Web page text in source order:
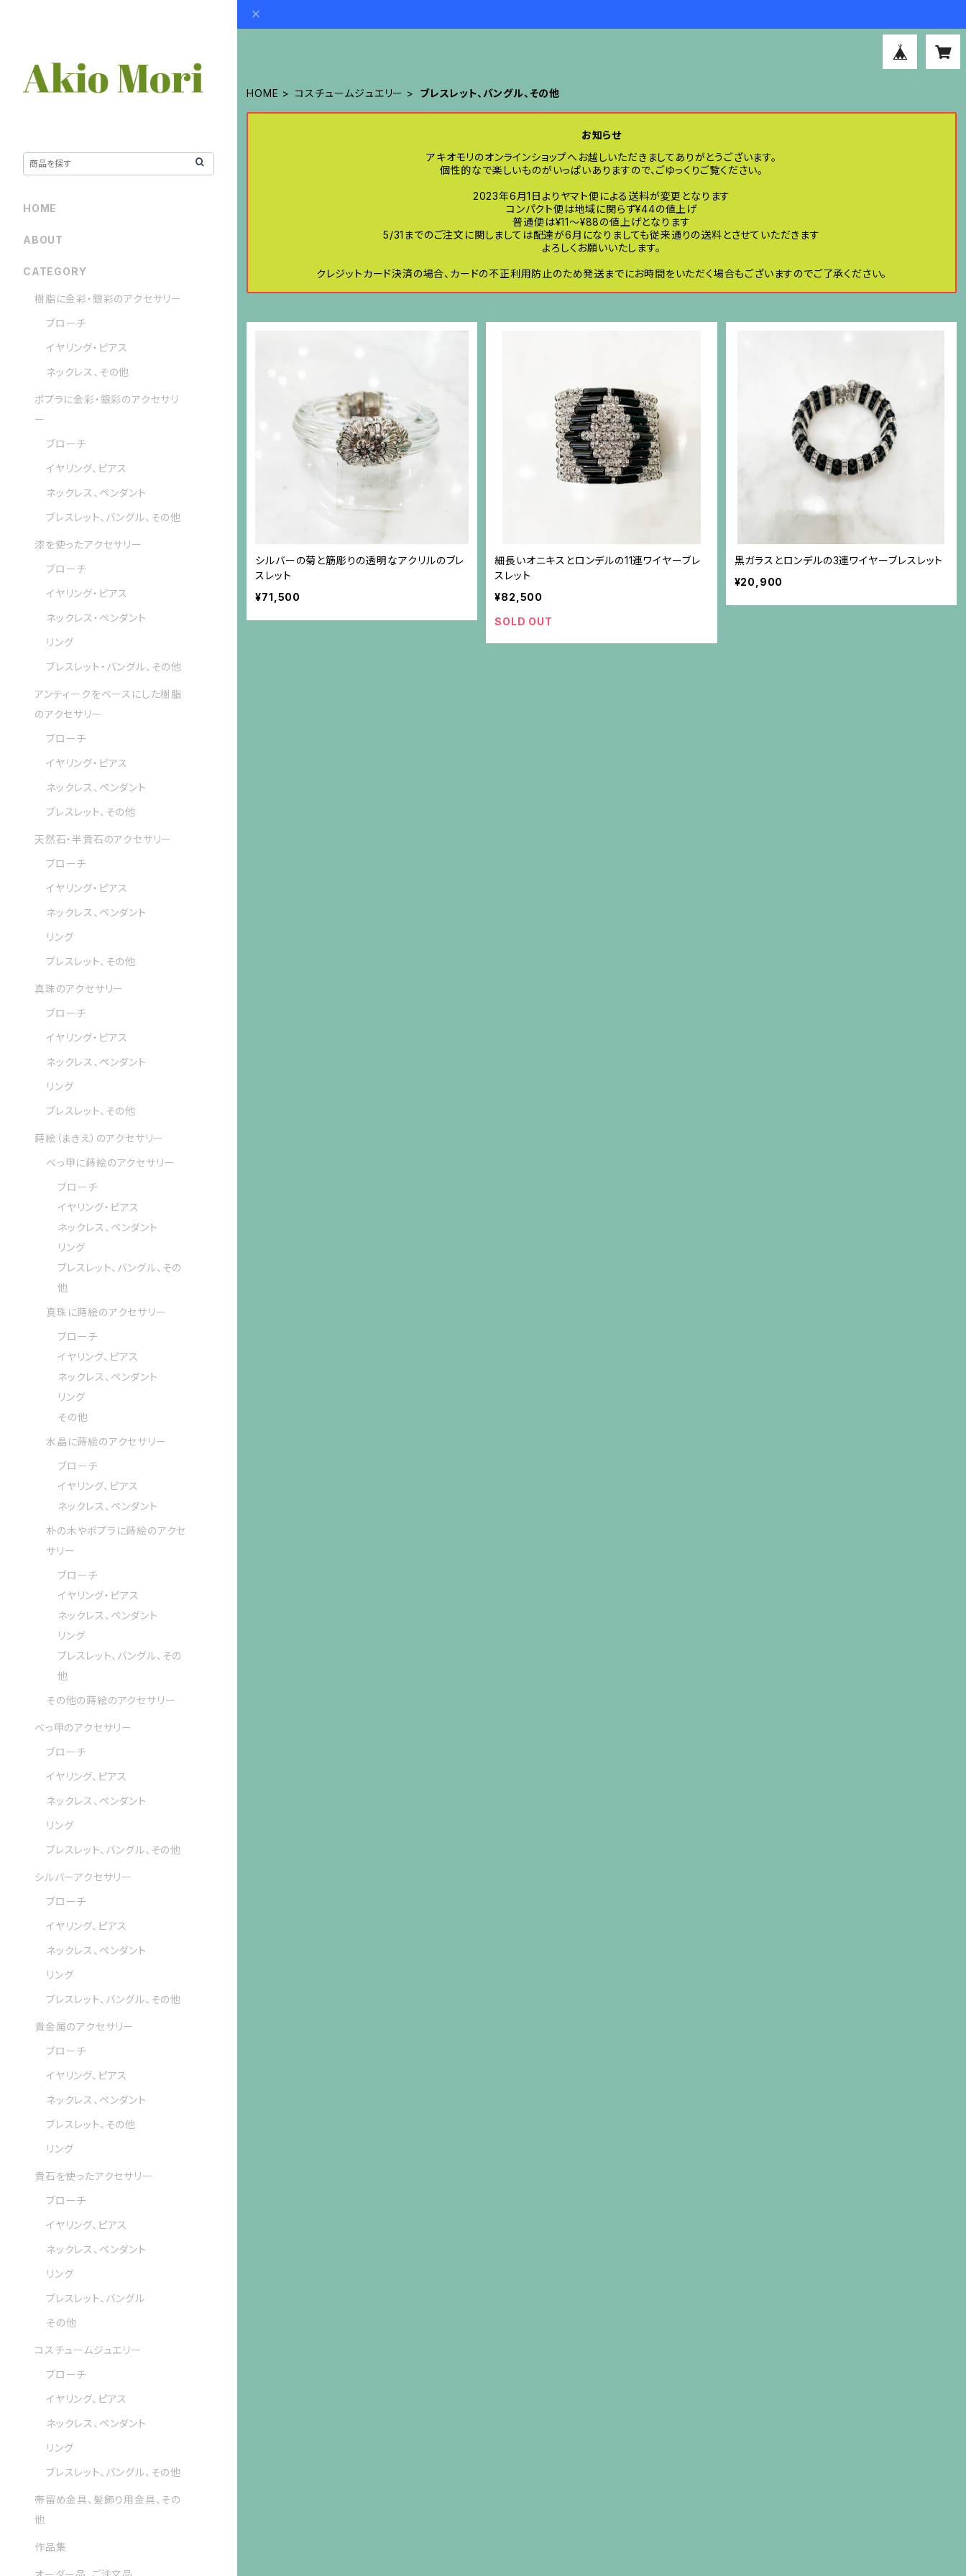
HOME コスチュームジュエリー ブレスレット、バングル、その他
お知らせ
アキオモリのオンラインショップへお越しいただきましてありがとうございます。
個性的なで楽しいものがいっぱいありますので、ごゆっくりご覧ください。
2023年6月1日よりヤマト便による送料が変更となります
コンパクト便は地域に関らず¥44の値上げ
普通便は¥11〜¥88の値上げとなります
5/31までのご注文に関しましては配達が6月になりましても従来通りの送料とさせていただきます
よろしくお願いいたします。
クレジットカード決済の場合、カードの不正利用防止のため発送までにお時間をいただく場合もございますのでご了承ください。
シルバーの菊と筋彫りの透明なアクリルのブレ
スレット
¥71,500
細長いオニキスとロンデルの11連ワイヤーブレ
スレット
¥82,500
SOLD OUT
黒ガラスとロンデルの3連ワイヤーブレスレット
¥20,900
HOME
ABOUT
CATEGORY
樹脂に金彩・銀彩のアクセサリー
ブローチ
イヤリング・ピアス
ネックレス、その他
ポプラに金彩・銀彩のアクセサリ
ー
ブローチ
イヤリング、ピアス
ネックレス、ペンダント
ブレスレット、バングル、その他
漆を使ったアクセサリー
ブローチ
イヤリング・ピアス
ネックレス・ペンダント
リング
ブレスレット・バングル、その他
アンティークをベースにした樹脂
のアクセサリー
ブローチ
イヤリング・ピアス
ネックレス、ペンダント
ブレスレット、その他
天然石・半貴石のアクセサリー
ブローチ
イヤリング・ピアス
ネックレス、ペンダント
リング
ブレスレット、その他
真珠のアクセサリー
ブローチ
イヤリング・ピアス
ネックレス、ペンダント
リング
ブレスレット、その他
蒔絵（まきえ）のアクセサリー
べっ甲に蒔絵のアクセサリー
ブローチ
イヤリング・ピアス
ネックレス、ペンダント
リング
ブレスレット、バングル、その
他
真珠に蒔絵のアクセサリー
ブローチ
イヤリング、ピアス
ネックレス、ペンダント
リング
その他
水晶に蒔絵のアクセサリー
ブローチ
イヤリング、ピアス
ネックレス、ペンダント
朴の木やポプラに蒔絵のアクセ
サリー
ブローチ
イヤリング・ピアス
ネックレス、ペンダント
リング
ブレスレット、バングル、その
他
その他の蒔絵のアクセサリー
べっ甲のアクセサリー
ブローチ
イヤリング、ピアス
ネックレス、ペンダント
リング
ブレスレット、バングル、その他
シルバーアクセサリー
ブローチ
イヤリング、ピアス
ネックレス、ペンダント
リング
ブレスレット、バングル、その他
貴金属のアクセサリー
ブローチ
イヤリング、ピアス
ネックレス、ペンダント
ブレスレット、その他
リング
貴石を使ったアクセサリー
ブローチ
イヤリング、ピアス
ネックレス、ペンダント
リング
ブレスレット、バングル
その他
コスチュームジュエリー
ブローチ
イヤリング、ピアス
ネックレス、ペンダント
リング
ブレスレット、バングル、その他
帯留め金具、髪飾り用金具、その
他
作品集